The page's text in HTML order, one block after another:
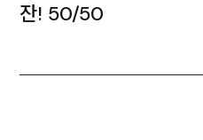
잔! 50/50